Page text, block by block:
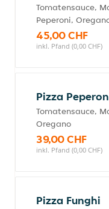
Tomatensauce,
Peperoni,
45,00 CHF
inkl. Pfand (0,00 CHF)
Pizza
Tomatensauce,
Oregano
39,00 CHF
inkl. Pfand (0,00 CHF)
Pizza Funghi